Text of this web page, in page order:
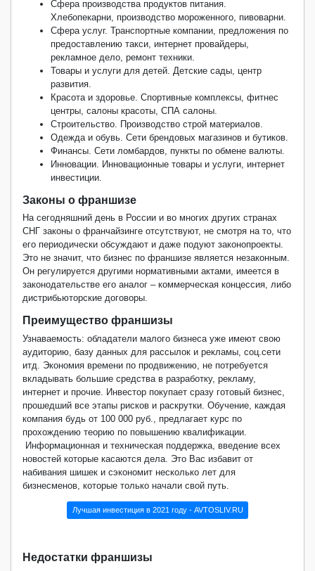
Сфера производства продуктов питания.
Хлебопекарни, производство мороженного, пивоварни.
Сфера услуг. Транспортные компании, предложения по
предоставлению такси, интернет провайдеры,
рекламное дело, ремонт техники.
Товары и услуги для детей. Детские сады, центр
развития.
Красота и здоровье. Спортивные комплексы, фитнес
центры, салоны красоты, СПА салоны.
Строительство. Производство строй материалов.
Одежда и обувь. Сети брендовых магазинов и бутиков.
Финансы. Сети ломбардов, пункты по обмене валюты.
Инновации. Инновационные товары и услуги, интернет
инвестиции.
Законы о франшизе
На сегодняшний день в России и во многих других странах
СНГ законы о франчайзинге отсутствуют, не смотря на то, что
его периодически обсуждают и даже подуют законопроекты.
Это не значит, что бизнес по франшизе является незаконным.
Он регулируется другими нормативными актами, имеется в
законодательстве его аналог – коммерческая концессия, либо
дистрибьюторские договоры.
Преимущество франшизы
Узнаваемость: обладатели малого бизнеса уже имеют свою
аудиторию, базу данных для рассылок и рекламы, соц.сети
итд. Экономия времени по продвижению, не потребуется
вкладывать большие средства в разработку, рекламу,
интернет и прочие. Инвестор покупает сразу готовый бизнес,
прошедший все этапы рисков и раскрутки. Обучение, каждая
компания будь от 100 000 руб., предлагает курс по
прохождению теорию по повышению квалификации.
Информационная и техническая поддержка, введение всех
новостей которые касаются дела. Это Вас избавит от
набивания шишек и сэкономит несколько лет для
бизнесменов, которые только начали свой путь.
Лучшая инвестиция в 2021 году - AVTOSLIV.RU
Недостатки франшизы